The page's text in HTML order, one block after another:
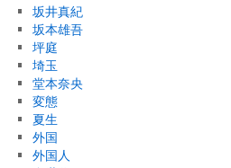
坂井真紀
坂本雄吾
坪庭
埼玉
堂本奈央
変態
夏生
外国
外国人